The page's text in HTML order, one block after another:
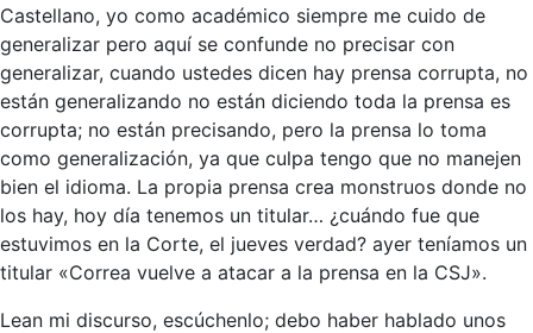
Castellano, yo como académico siempre me cuido de
generalizar pero aquí se confunde no precisar con
generalizar, cuando ustedes dicen hay prensa corrupta, no
están generalizando no están diciendo toda la prensa es
corrupta; no están precisando, pero la prensa lo toma
como generalización, ya que culpa tengo que no manejen
bien el idioma. La propia prensa crea monstruos donde no
los hay, hoy día tenemos un titular… ¿cuándo fue que
estuvimos en la Corte, el jueves verdad? ayer teníamos un
titular «Correa vuelve a atacar a la prensa en la CSJ».
Lean mi discurso, escúchenlo; debo haber hablado unos